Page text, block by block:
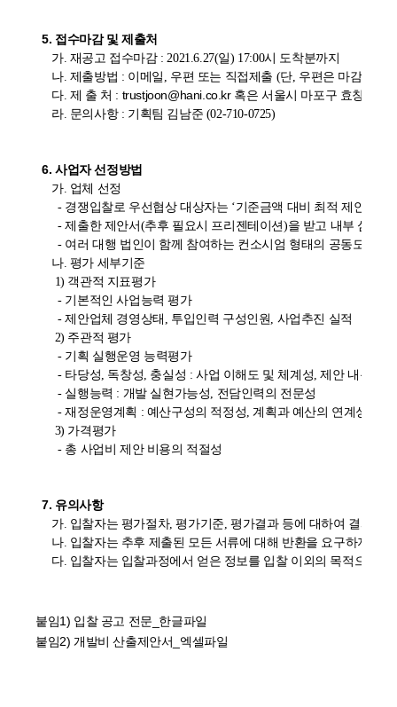
5. 접수마감 및 제출처
     가. 재공고 접수마감 : 2021.6.27(일) 17:00시 도착분까지
나. 제출방법 : 이메일, 우편 또는 직접제출 (단, 우편은 마감시간
     다. 제 출 처 :
trustjoon@hani.co.kr 혹은 서울시 마포구 효창목길
     라. 문의사항 : 기획팀 김남준 (02-710-0725)
6. 사업자 선정방법
     가. 업체 선정
       - 경쟁입찰로 우선협상 대상자는 ‘기준금액 대비 최적 제안자’임
- 제출한 제안서(추후 필요시 프리젠테이션)을 받고 내부 심사
- 여러 대행 법인이 함께 참여하는 컨소시엄 형태의 공동도급 불
     나. 평가 세부기준
      1) 객관적 지표평가
       - 기본적인 사업능력 평가
       - 제안업체 경영상태, 투입인력 구성인원, 사업추진 실적
      2) 주관적 평가
       - 기획 실행운영 능력평가
- 타당성, 독창성, 충실성 : 사업 이해도 및 체계성, 제안 내용
       - 실행능력 : 개발 실현가능성, 전담인력의 전문성
       - 재정운영계획 : 예산구성의 적정성, 계획과 예산의 연계성
      3) 가격평가
       - 총 사업비 제안 비용의 적절성
7. 유의사항
가. 입찰자는 평가절차, 평가기준, 평가결과 등에 대하여 결과
나. 입찰자는 추후 제출된 모든 서류에 대해 반환을 요구하지 않
붙임1) 입찰 공고 전문_한글파일
붙임2) 개발비 산출제안서_엑셀파일